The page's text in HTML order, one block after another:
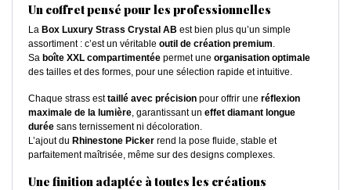
Un coffret pensé pour les professionnelles
La Box Luxury Strass Crystal AB est bien plus qu’un simple
assortiment : c’est un véritable outil de création premium.
Sa boîte XXL compartimentée permet une organisation optimale
des tailles et des formes, pour une sélection rapide et intuitive.
Chaque strass esttaillé avec précision pour offrir une réflexion
maximale de la lumière, garantissant un effet diamant longue
durée sans ternissement ni décoloration.
L’ajout du Rhinestone Picker rend la pose fluide, stable et
parfaitement maîtrisée, même sur des designs complexes.
Une finition adaptée à toutes les créations